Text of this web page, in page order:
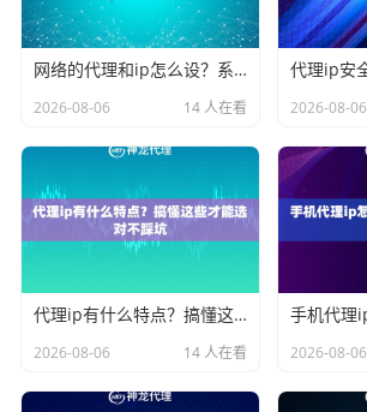
网络的代理和ip怎么设？系统设置手把手教会你
2026-08-06 14 人在看 2026-08-06
代理ip有什么特点？搞懂这些才能选对不踩坑
2026-08-06 14 人在看 2026-08-06